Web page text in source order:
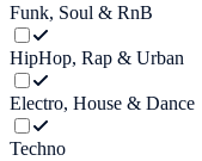
Funk, Soul & RnB
HipHop, Rap & Urban
Electro, House & Dance
Techno